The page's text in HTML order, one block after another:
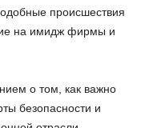
происшествия
на имидж фирмы и
о том, как важно
безопасности и